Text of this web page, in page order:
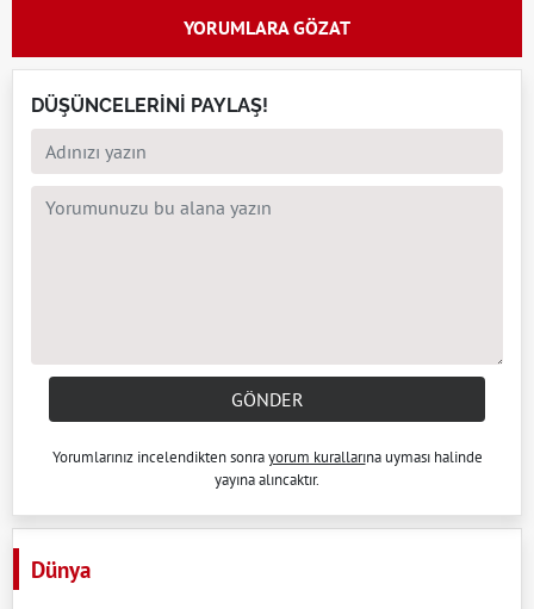
YORUMLARA GÖZAT
DÜŞÜNCELERİNİ PAYLAŞ!
GÖNDER
Yorumlarınız incelendikten sonrayorum kurallarına uyması halinde
yayına alıncaktır.
Dünya